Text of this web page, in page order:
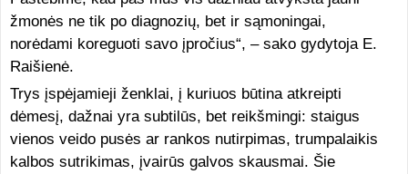
žmonės ne tik po diagnozių, bet ir sąmoningai,
norėdami koreguoti savo įpročius“, – sako gydytoja E.
Raišienė.
Trys įspėjamieji ženklai, į kuriuos būtina atkreipti
dėmesį, dažnai yra subtilūs, bet reikšmingi: staigus
vienos veido pusės ar rankos nutirpimas, trumpalaikis
kalbos sutrikimas, įvairūs galvos skausmai. Šie